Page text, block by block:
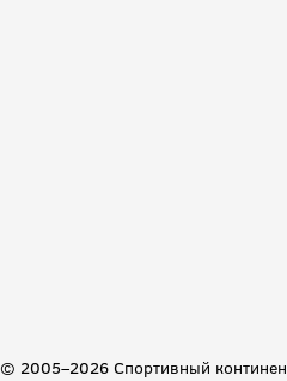
© 2005–2026 Спортивный